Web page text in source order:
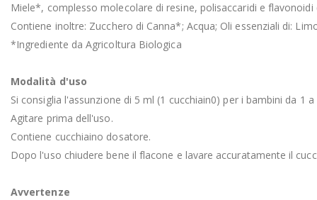
Miele*, complesso molecolare di resine, polisaccaridi e
Contiene inoltre: Zucchero di Canna*; Acqua; Oli essenziali di:
*Ingrediente da Agricoltura Biologica
Modalità d'uso
Si consiglia l'assunzione di 5 ml (1 cucchiain0) per i bambini da
Agitare prima dell'uso.
Contiene cucchiaino dosatore.
Dopo l'uso chiudere bene il flacone e lavare accuratamente il
Avvertenze